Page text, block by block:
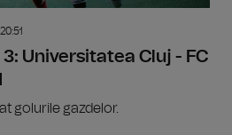
Universitatea Cluj - FC
golurile gazdelor.